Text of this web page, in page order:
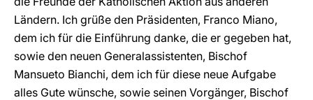
Ländern. Ich grüße den Präsidenten, Franco Miano,
dem ich für die Einführung danke, die er gegeben hat,
sowie den neuen Generalassistenten, Bischof
Mansueto Bianchi, dem ich für diese neue Aufgabe
alles Gute wünsche, sowie seinen Vorgänger, Bischof